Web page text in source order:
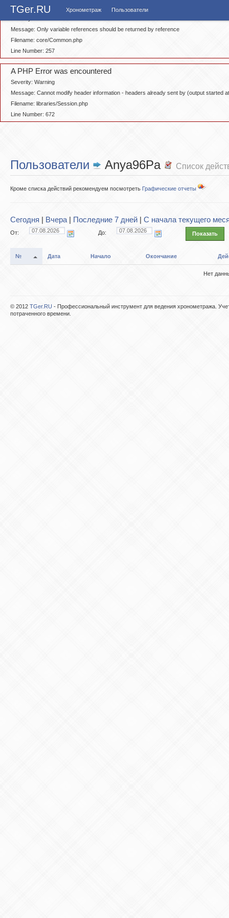
A PHP Error was encountered
Message: Only variable references should be returned by reference
Filename: core/Common.php
Line Number: 257
A PHP Error was encountered
Severity: Warning
Message: Cannot modify header information - headers already sent by (output
Filename: libraries/Session.php
Line Number: 672
TGer.RU Хронометраж Пользователи
Пользователи Anya96Pa Список
Кроме списка действий рекомендуем посмотреть Графические отчеты
Сегодня | Вчера | Последние 7 дней | С начала текущего
От: До: Показать
№ Дата Начало Окончание
Нет
© 2012 TGer.RU - Профессиональный инструмент для ведения хронометража.
потраченного времени.